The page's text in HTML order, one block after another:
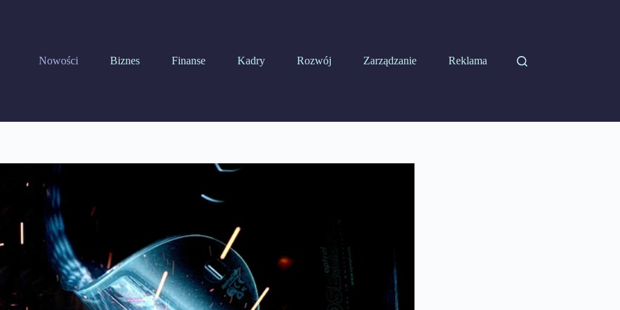
Nowości Biznes Finanse Kadry Rozwój Zarządzanie Reklama